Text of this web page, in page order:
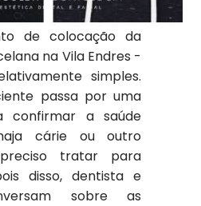
de colocação da
na Vila Endres -
simples.
passa por uma
confirmar a saúde
cárie ou outro
tratar para
disso, dentista e
sobre as